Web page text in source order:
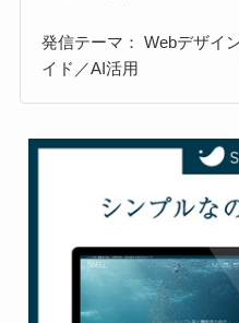
発信テーマ： Webデザイ
イド／AI活用